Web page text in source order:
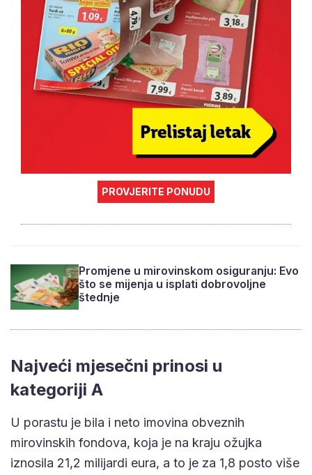
PROVJERITE PONUDU
Promjene u mirovinskom osiguranju: Evo
što se mijenja u isplati dobrovoljne
štednje
Najveći mjesečni prinosi u
kategoriji A
U porastu je bila i neto imovina obveznih
mirovinskih fondova, koja je na kraju ožujka
iznosila 21,2 milijardi eura, a to je za 1,8 posto više